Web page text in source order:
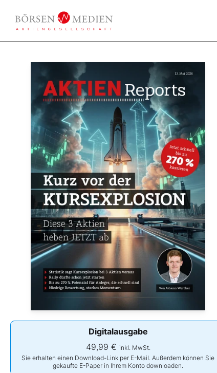
Digitalausgabe
49,99 € inkl. MwSt.
Sie erhalten einen Download-Link per E-Mail. Außerdem können Sie
gekaufte E-Paper in Ihrem Konto downloaden.